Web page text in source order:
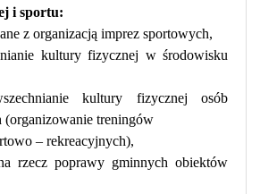
i sportu:
z organizacją imprez sportowych,
kultury fizycznej w środowisku
kultury fizycznej osób
(organizowanie treningów
– rekreacyjnych),
rzecz poprawy gminnych obiektów